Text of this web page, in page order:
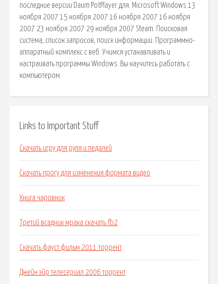
последние версии Daum PotPlayer для. Microsoft Windows 13
ноября 2007 15 ноября 2007 16 ноября 2007 16 ноября
2007 23 ноября 2007 29 ноября 2007 Steam. Поисковая
сиcтема, список запросов, поиск информации. Программно-
аппаратный комплекс с веб. Учимся устанавливать и
настраивать программы Windows. Вы научитесь работать с
компьютером.
Links to Important Stuff
Скачать игру для руля и педалей
Скачать прогу для изменения формата видео
Книга чаровник
Третий всадник мрака скачать fb2
Скачать фауст фильм 2011 торрент
Джейн эйр телесериал 2006 торрент